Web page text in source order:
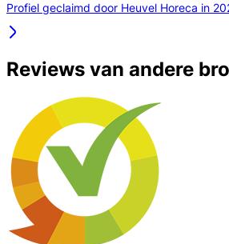
Profiel geclaimd door Heuvel Horeca in
Reviews van andere